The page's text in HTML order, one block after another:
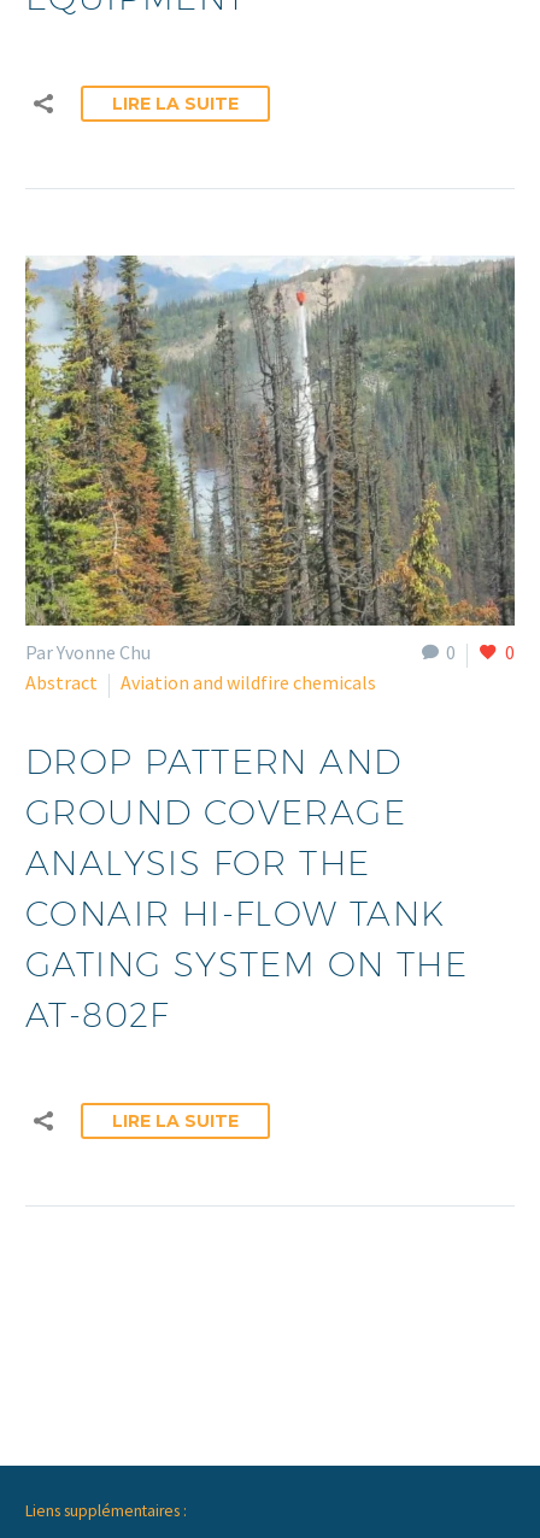
LIRE LA SUITE
0 0
Par Yvonne Chu
Abstract
Aviation and wildfire chemicals
DROP PATTERN AND
GROUND COVERAGE
ANALYSIS FOR THE
CONAIR HI-FLOW TANK
GATING SYSTEM ON THE
AT-802F
LIRE LA SUITE
Liens supplémentaires :